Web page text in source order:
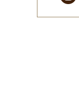
2025年1月